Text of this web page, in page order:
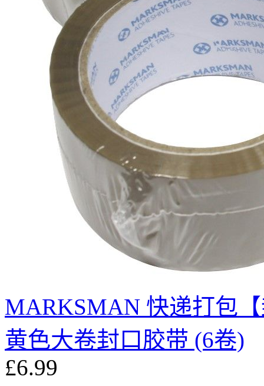
MARKSMAN 快递打包
黄色大卷封口胶带 (6卷)
£6.99